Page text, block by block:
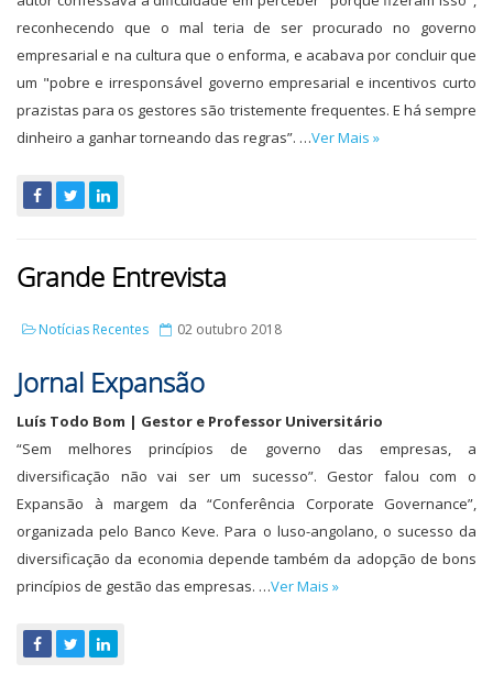
reconhecendo que o mal teria de ser procurado no governo
empresarial e na cultura que o enforma, e acabava por concluir que
um "pobre e irresponsável governo empresarial e incentivos curto
prazistas para os gestores são tristemente frequentes. E há sempre
dinheiro a ganhar torneando das regras”. …Ver Mais »
Grande Entrevista
Notícias Recentes 02 outubro 2018
Jornal Expansão
Luís Todo Bom | Gestor e Professor Universitário
“Sem melhores princípios de governo das empresas, a
diversificação não vai ser um sucesso”. Gestor falou com o
Expansão à margem da “Conferência Corporate Governance”,
organizada pelo Banco Keve. Para o luso-angolano, o sucesso da
diversificação da economia depende também da adopção de bons
princípios de gestão das empresas. …Ver Mais »